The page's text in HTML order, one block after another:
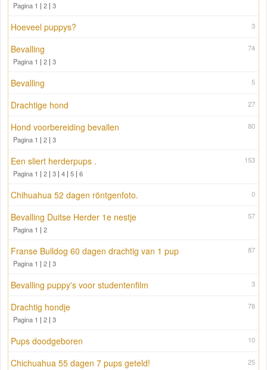
Pagina 1 | 2 | 3
3
Hoeveel puppys?
74
Bevalling
Pagina 1 | 2 | 3
5
Bevalling
27
Drachtige hond
80
Hond voorbereiding bevallen
Pagina 1 | 2 | 3
153
Een sliert herderpups .
Pagina 1 | 2 | 3 | 4 | 5 | 6
0
Chihuahua 52 dagen röntgenfoto.
57
Bevalling Duitse Herder 1e nestje
Pagina 1 | 2
87
Franse Bulldog 60 dagen drachtig van 1 pup
Pagina 1 | 2 | 3
3
Bevalling puppy's voor studentenfilm
78
Drachtig hondje
Pagina 1 | 2 | 3
10
Pups doodgeboren
25
Chichuahua 55 dagen 7 pups geteld!